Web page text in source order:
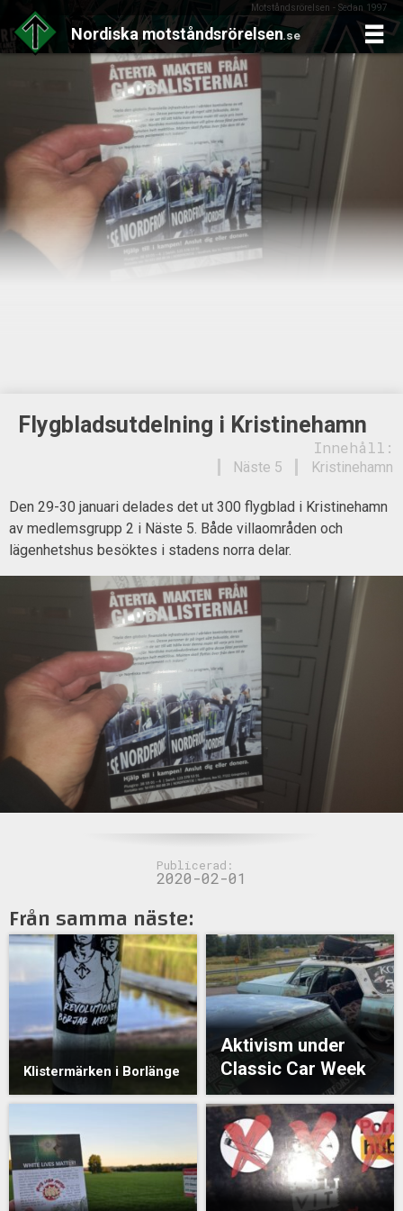
Motståndsrörelsen - Sedan 1997
Nordiska motståndsrörelsen.se
Skip
to
content
Flygbladsutdelning i Kristinehamn
Innehåll:
Kristinehamn
Näste 5
Den 29-30 januari delades det ut 300 flygblad i Kristinehamn
av medlemsgrupp 2 i Näste 5. Både villaområden och
lägenhetshus besöktes i stadens norra delar.
Publicerad:
2020-02-01
Från samma näste:
Klistermärken i Borlänge
Aktivism under
Classic Car Week